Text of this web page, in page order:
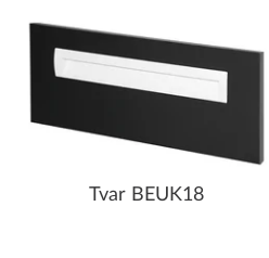
Tvar BEUK18